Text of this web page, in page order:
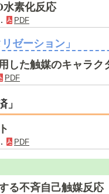
水素化反応
PDF
ゼーション」
した触媒のキャラク
PDF
」
PDF
る不斉自己触媒反応